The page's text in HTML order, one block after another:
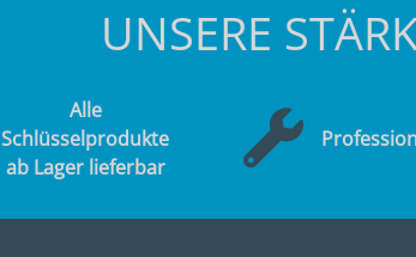
UNSERE
Alle
Schlüsselprodukte
ab Lager lieferbar